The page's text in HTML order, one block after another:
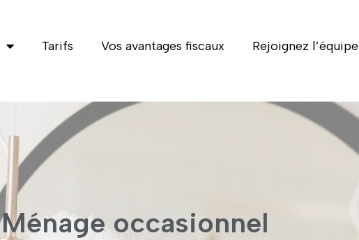
Tarifs Vos avantages fiscaux Rejoignez l’équipe
Ménage occasionnel